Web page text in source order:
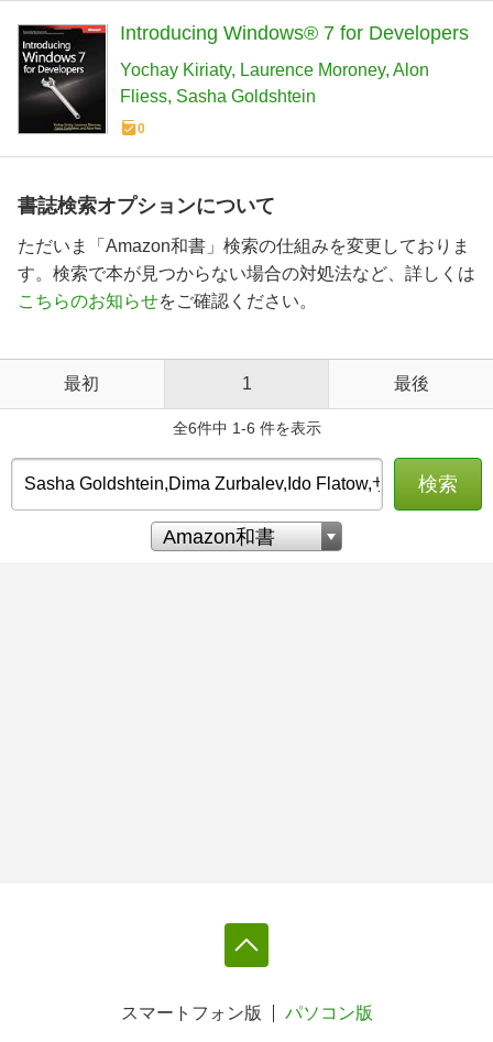
Introducing Windows® 7 for Developers
Yochay Kiriaty Laurence Moroney Alon
Fliess Sasha Goldshtein
0
書誌検索オプションについて
ただいま「Amazon和書」検索の仕組みを変更しておりま
す。検索で本が見つからない場合の対処法など、詳しくは
こちらのお知らせをご確認ください。
最初 1 最後
全6件中 1-6 件を表示
検索
スマートフォン版 パソコン版